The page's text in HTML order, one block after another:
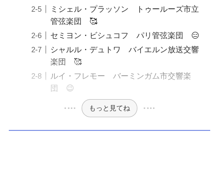
ミシェル・プラッソン トゥールーズ市立
管弦楽団 🥰
セミヨン・ビシュコフ パリ管弦楽団 😑
シャルル・デュトワ バイエルン放送交響
楽団 🥰
ルイ・フレモー バーミンガム市交響楽
団 😉
もっと見てね